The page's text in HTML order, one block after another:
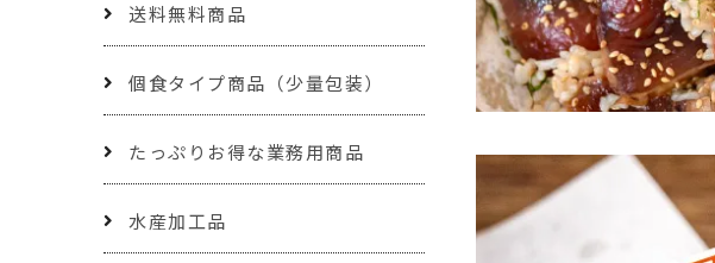
送料無料商品
個食タイプ商品（少量包装）
たっぷりお得な業務用商品
水産加工品